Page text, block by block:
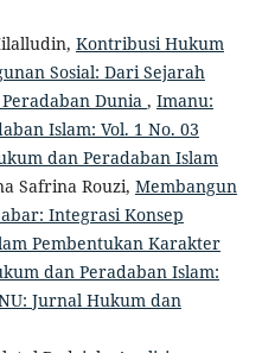
Kontribusi Hukum
Sosial: Dari Sejarah
Dunia , Imanu:
Islam: Vol. 1 No. 03
dan Peradaban Islam
Safrina Rouzi, Membangun
Integrasi Konsep
Pembentukan Karakter
dan Peradaban Islam:
Jurnal Hukum dan